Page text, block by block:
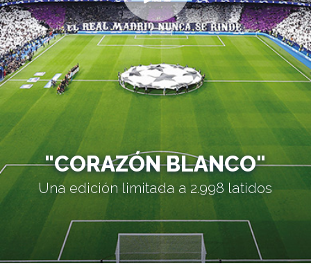
"CORAZÓN BLANCO"
Una edición limitada a 2.998 latidos